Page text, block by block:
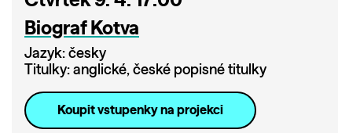
Biograf Kotva
Jazyk: česky
Titulky: anglické, české popisné titulky
Koupit vstupenky na projekci